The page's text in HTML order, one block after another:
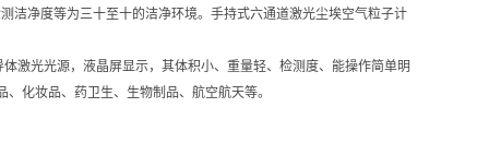
洁净度等为三十至十的洁净环境。手持式六通道激光尘埃空气粒子计
体激光光源，液晶屏显示，其体积小、重量轻、检测度、能操作简单明
化妆品、药卫生、生物制品、航空航天等。